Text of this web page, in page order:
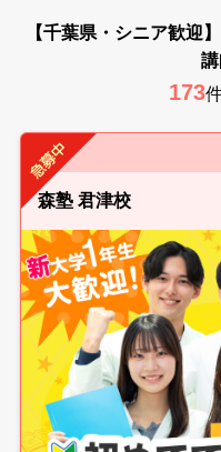
【千葉県・シニア歓迎
173
森塾 君津校